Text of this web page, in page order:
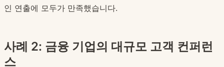
인 연출에 모두가 만족했습니다.
사례 2: 금융 기업의 대규모 고객 컨퍼런
스